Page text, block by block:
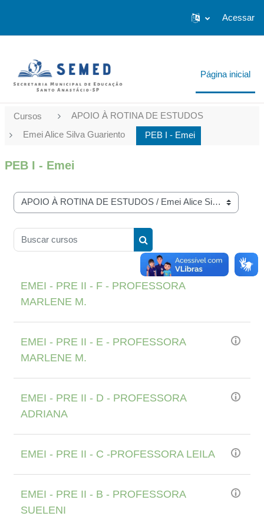
Acessar
Página inicial
Cursos APOIO À ROTINA DE ESTUDOS
Emei Alice Silva Guariento PEB I - Emei
PEB I - Emei
Categorias de Cursos
Buscar cursos
Buscar cursos
EMEI - PRE II - F - PROFESSORA
MARLENE M.
EMEI - PRE II - E - PROFESSORA
MARLENE M.
EMEI - PRE II - D - PROFESSORA
ADRIANA
EMEI - PRE II - C -PROFESSORA LEILA
EMEI - PRE II - B - PROFESSORA
SUELENI